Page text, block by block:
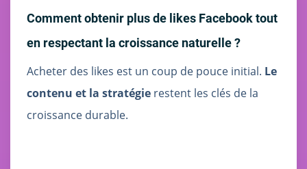
Comment obtenir plus de likes Facebook tout
en respectant la croissance naturelle ?
Acheter des likes est un coup de pouce initial. Le
contenu et la stratégie restent les clés de la
croissance durable.